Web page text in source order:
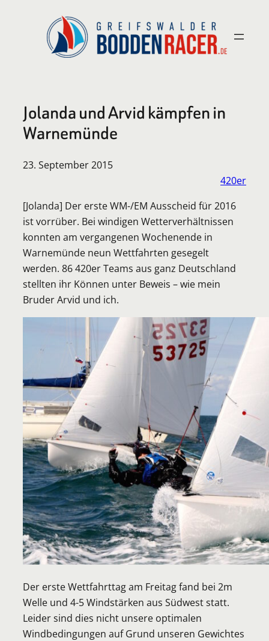
Jolanda und Arvid kämpfen in
Warnemünde
23. September 2015
420er
[Jolanda] Der erste WM-/EM Ausscheid für 2016
ist vorrüber. Bei windigen Wetterverhältnissen
konnten am vergangenen Wochenende in
Warnemünde neun Wettfahrten gesegelt
werden. 86 420er Teams aus ganz Deutschland
stellten ihr Können unter Beweis – wie mein
Bruder Arvid und ich.
Der erste Wettfahrttag am Freitag fand bei 2m
Welle und 4-5 Windstärken aus Südwest statt.
Leider sind dies nicht unsere optimalen
Windbedingungen auf Grund unseren Gewichtes